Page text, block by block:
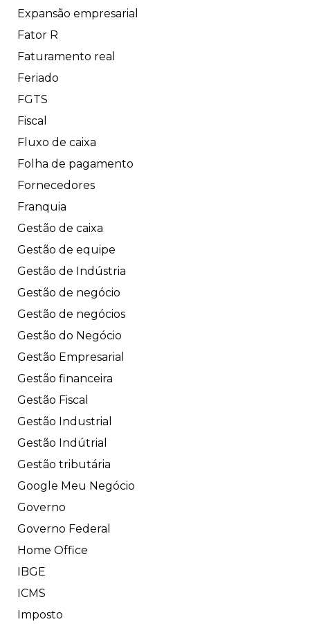
Expansão empresarial
Fator R
Faturamento real
Feriado
FGTS
Fiscal
Fluxo de caixa
Folha de pagamento
Fornecedores
Franquia
Gestão de caixa
Gestão de equipe
Gestão de Indústria
Gestão de negócio
Gestão de negócios
Gestão do Negócio
Gestão Empresarial
Gestão financeira
Gestão Fiscal
Gestão Industrial
Gestão Indútrial
Gestão tributária
Google Meu Negócio
Governo
Governo Federal
Home Office
IBGE
ICMS
Imposto